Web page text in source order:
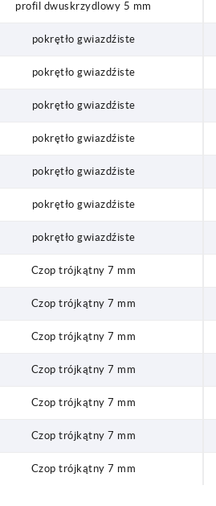
profil dwuskrzydlowy 5 mm
pokrętło gwiazdźiste
pokrętło gwiazdźiste
pokrętło gwiazdźiste
pokrętło gwiazdźiste
pokrętło gwiazdźiste
pokrętło gwiazdźiste
pokrętło gwiazdźiste
Czop trójkątny 7 mm
Czop trójkątny 7 mm
Czop trójkątny 7 mm
Czop trójkątny 7 mm
Czop trójkątny 7 mm
Czop trójkątny 7 mm
Czop trójkątny 7 mm